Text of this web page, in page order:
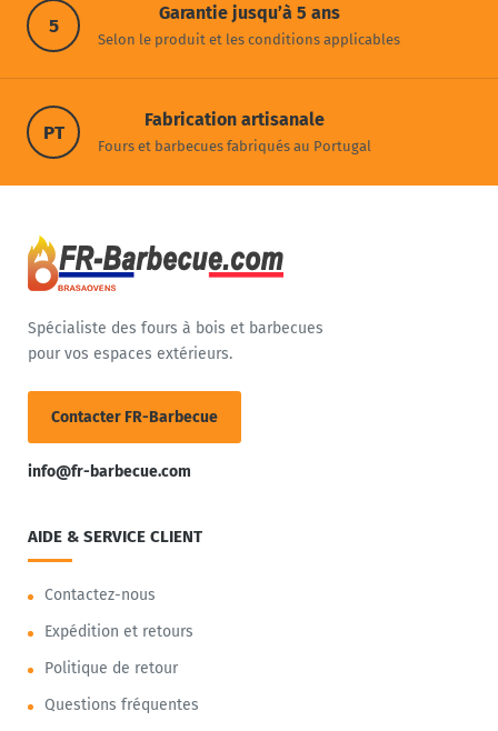
5
Garantie jusqu’à 5 ans
Selon le produit et les conditions applicables
PT
Fabrication artisanale
Fours et barbecues fabriqués au Portugal
Spécialiste des fours à bois et barbecues
pour vos espaces extérieurs.
Contacter FR-Barbecue
info@fr-barbecue.com
AIDE & SERVICE CLIENT
Contactez-nous
Expédition et retours
Politique de retour
Questions fréquentes